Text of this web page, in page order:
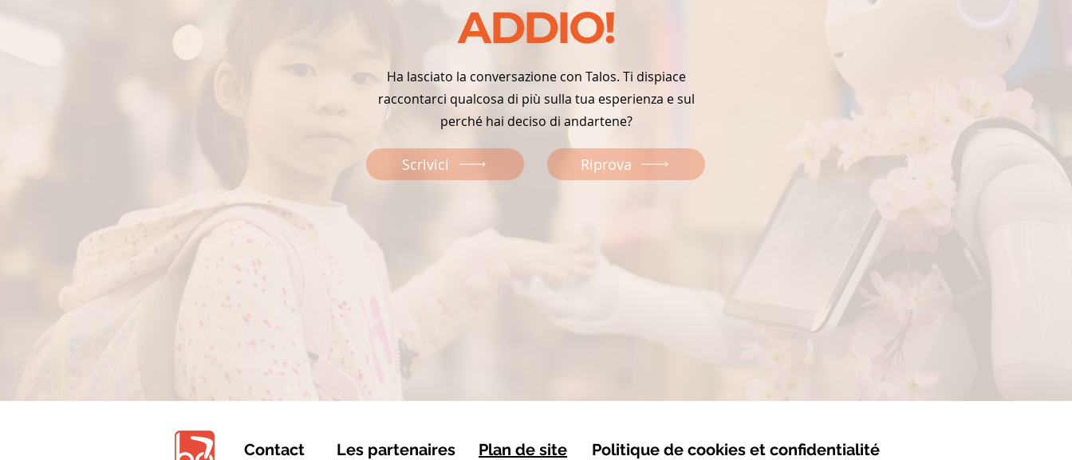
ADDIO!
Ha lasciato la conversazione con Talos. Ti dispiace
raccontarci qualcosa di più sulla tua esperienza e sul
perché hai deciso di andartene?
Scrivici Riprova
Contact Les partenaires Plan de site Politique de cookies et confidentialité